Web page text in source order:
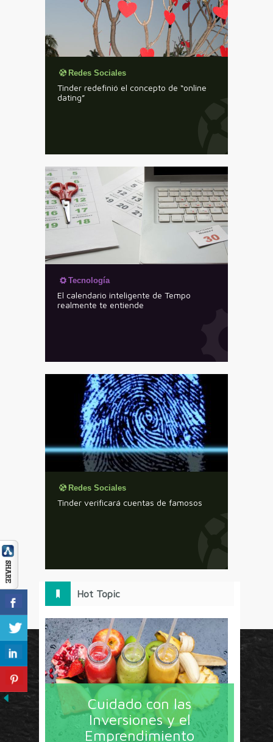
Redes Sociales
Tinder redefinió el concepto de “online
dating”
Tecnología
El calendario inteligente de Tempo
realmente te entiende
Redes Sociales
Tinder verificará cuentas de famosos
Hot Topic
Cuidado con las
Inversiones y el
Emprendimiento
[
Circulo Marketing concentra lo último en estrategias,
herramientas y tendencias con un enfoque en México
y América Latina. La revista contiene lo imprescindible
en tecnología, nuevas herramientas, liderazgo, redes
sociales y nuevas ideas en marketing. Los contenidos